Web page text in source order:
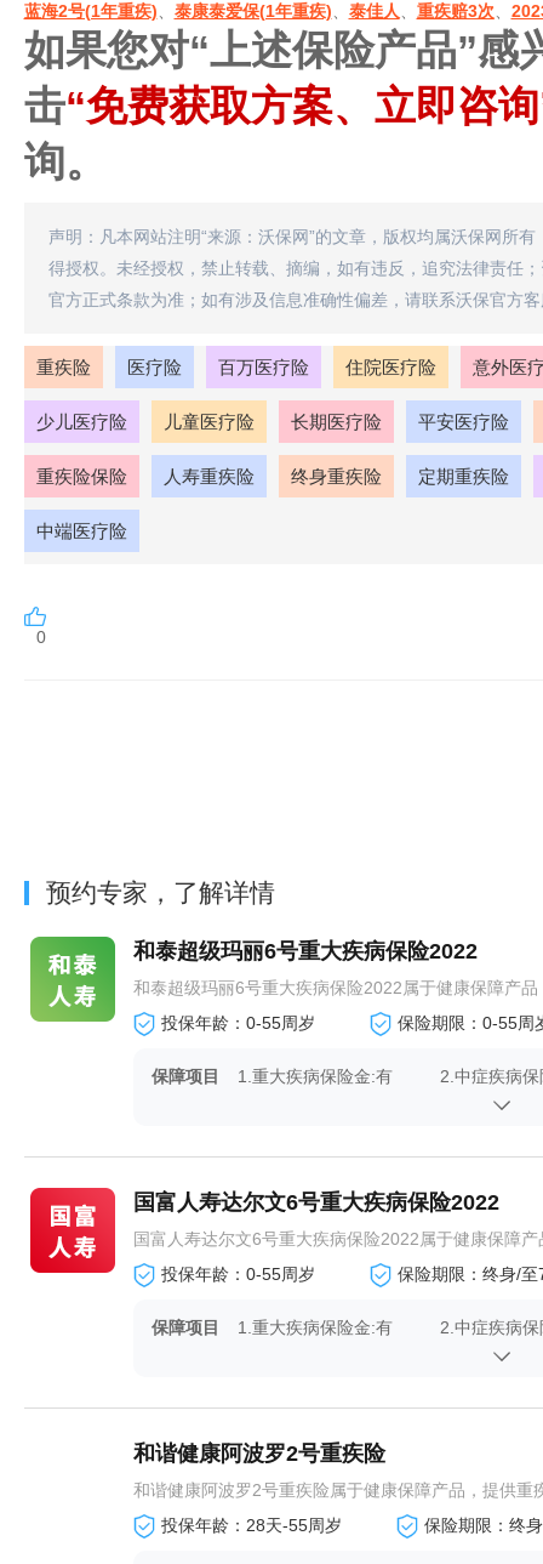
蓝海2号(1年重疾) 泰康泰爱保(1年重疾) 泰佳人 重疾赔3次
如果您对“上述保险产品”感
击“免费获取方案、立即咨
询。
声明：凡本网站注明“来源：沃保网”的文章，版权均属沃保网所
得授权。未经授权，禁止转载、摘编，如有违反，追究法律责任
官方正式条款为准；如有涉及信息准确性偏差，请联系沃保官方
重疾险 医疗险 百万医疗险 住院医疗险 意外医
少儿医疗险 儿童医疗险 长期医疗险 平安医疗险
重疾险保险 人寿重疾险 终身重疾险 定期重疾险
中端医疗险
0
预约专家，了解详情
和泰超级玛丽6号重大疾病保险2022
和泰超级玛丽6号重大疾病保险2022属于健康保障产
投保年龄：0-55周岁
保险期限：0-55周
保障项目 1.重大疾病保险金:有
2.中症疾病
5.（可选）
国富人寿达尔文6号重大疾病保险2022
国富人寿达尔文6号重大疾病保险2022属于健康保障
投保年龄：0-55周岁
保险期限：终身/至
保障项目 1.重大疾病保险金:有
2.中症疾病
5.特定重疾
和谐健康阿波罗2号重疾险
和谐健康阿波罗2号重疾险属于健康保障产品，提供重
投保年龄：28天-55周岁
保险期限：终身